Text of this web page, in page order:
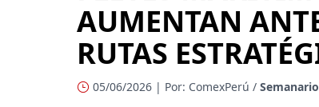
AUMENTAN
RUTAS
05/06/2026 | Por: ComexPerú /